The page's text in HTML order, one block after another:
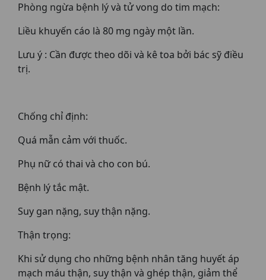
Phòng ngừa bệnh lý và tử vong do tim mạch:
Liều khuyến cáo là 80 mg ngày một lần.
Lưu ý : Cần được theo dõi và kê toa bởi bác sỹ điều
trị.
Chống chỉ định:
Quá mẫn cảm với thuốc.
Phụ nữ có thai và cho con bú.
Bệnh lý tắc mật.
Suy gan nặng, suy thận nặng.
Thận trọng:
Khi sử dụng cho những bệnh nhân tăng huyết áp
mạch máu thận, suy thận và ghép thận, giảm thể